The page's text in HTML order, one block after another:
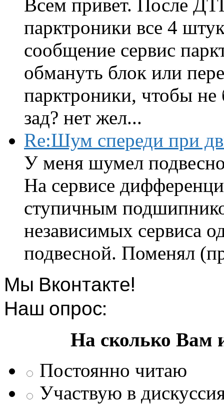
Всем привет. После
парктроники все 4
сообщение сервис
обмануть блок или
парктроники, чтобы
зад? нет жел...
Re:Шум спереди при
У меня шумел
На сервисе
ступичным
независимых сервиса
подвесной. Поменял
Мы Вконтакте!
Наш опрос:
На сколько Вам
Постоянно читаю
Участвую в